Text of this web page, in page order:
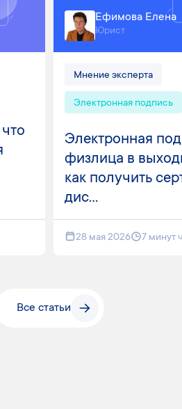
Ефимова Елена
Юрист
Мнение эксперта
Электронная подпись
Электронная
физлица в
как получить
дис...
28 мая 2026 7 минут
Все статьи